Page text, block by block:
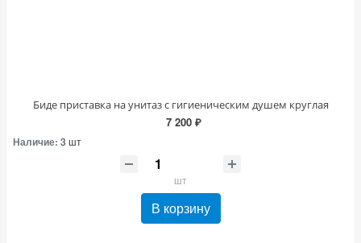
Биде приставка на унитаз с гигиеническим душем круглая
7 200 ₽
Наличие: 3 шт
шт
В корзину